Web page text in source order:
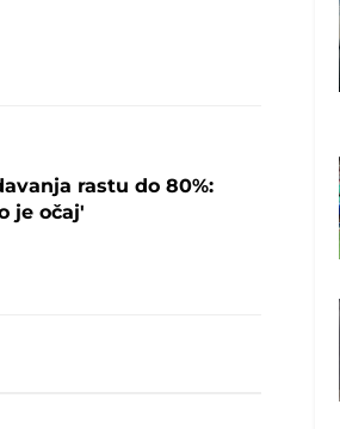
rastu do 80%:
je očaj'